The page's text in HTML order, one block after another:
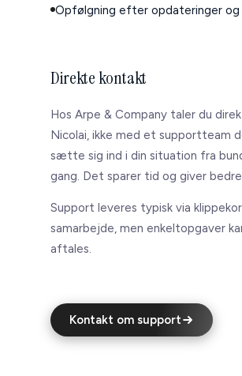
Opfølgning efter opdateringer
Direkte kontakt
Hos Arpe & Company taler du
Nicolai, ikke med et supportteam
sætte sig ind i din situation fra
gang. Det sparer tid og giver
Support leveres typisk via
samarbejde, men enkeltopgaver
aftales.
Kontakt om support